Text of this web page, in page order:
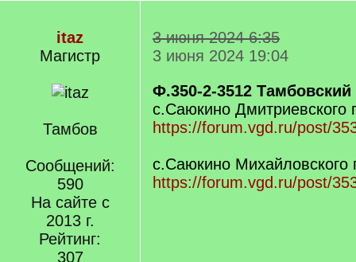
itaz
Магистр
Тамбов
Сообщений:
590
На сайте с
2013 г.
Рейтинг:
307
3 июня 2024 6:35
3 июня 2024 19:04
Ф.350-2-3512 Тамбовский
с.Саюкино Дмитриевского
https://forum.vgd.ru/post/
с.Саюкино Михайловского
https://forum.vgd.ru/post/